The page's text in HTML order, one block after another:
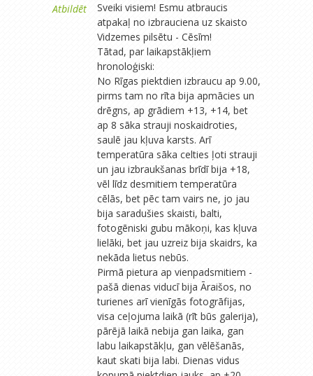
Atbildēt
Sveiki visiem! Esmu atbraucis
atpakaļ no izbrauciena uz skaisto
Vidzemes pilsētu - Cēsīm!
Tātad, par laikapstākļiem
hronoloģiski:
No Rīgas piektdien izbraucu ap 9.00,
pirms tam no rīta bija apmācies un
drēgns, ap grādiem +13, +14, bet
ap 8 sāka strauji noskaidroties,
saulē jau kļuva karsts. Arī
temperatūra sāka celties ļoti strauji
un jau izbraukšanas brīdī bija +18,
vēl līdz desmitiem temperatūra
cēlās, bet pēc tam vairs ne, jo jau
bija saradušies skaisti, balti,
fotogēniski gubu mākoņi, kas kļuva
lielāki, bet jau uzreiz bija skaidrs, ka
nekāda lietus nebūs.
Pirmā pietura ap vienpadsmitiem -
pašā dienas viducī bija Āraišos, no
turienes arī vienīgās fotogrāfijas,
visa ceļojuma laikā (rīt būs galerija),
pārējā laikā nebija gan laika, gan
labu laikapstākļu, gan vēlēšanās,
kaut skati bija labi. Dienas vidus